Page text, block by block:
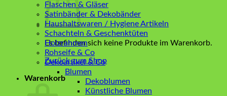
Es befinden sich keine Produkte im Warenkorb.
Zurück zum Shop
Warenkorb
Flaschen & Gläser
Satinbänder & Dekobänder
Haushaltswaren / Hygiene Artikeln
Schachteln & Geschenktüten
Holzrahmen
Rohseife & Co
Dekoartikel & Co
Blumen
Dekoblumen
Künstliche Blumen